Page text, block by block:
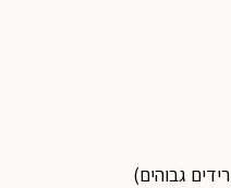
גבוהים)